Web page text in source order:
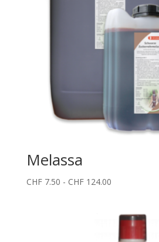
Melassa
CHF7.50 - CHF124.00Fascia
da
CHF 7.50